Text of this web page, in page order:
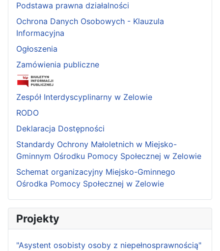
Podstawa prawna działalności
Ochrona Danych Osobowych - Klauzula
Informacyjna
Ogłoszenia
Zamówienia publiczne
Zespół Interdyscyplinarny w Zelowie
RODO
Deklaracja Dostępności
Standardy Ochrony Małoletnich w Miejsko-
Gminnym Ośrodku Pomocy Społecznej w Zelowie
Schemat organizacyjny Miejsko-Gminnego
Ośrodka Pomocy Społecznej w Zelowie
Projekty
"Asystent osobisty osoby z niepełnosprawnością"